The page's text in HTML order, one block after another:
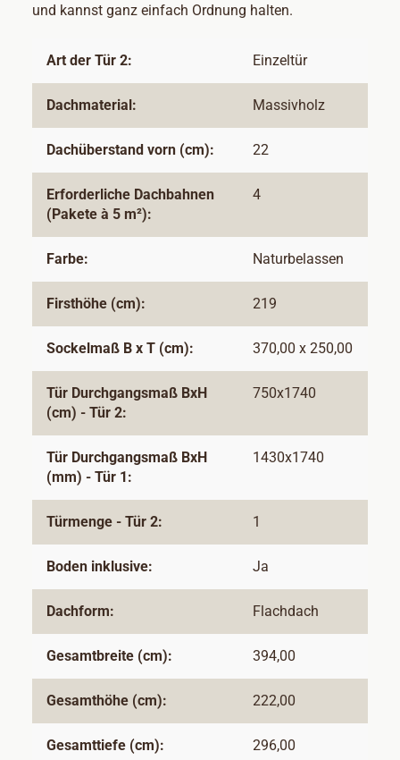
und kannst ganz einfach Ordnung halten.
Art der Tür 2: Einzeltür
Dachmaterial: Massivholz
Dachüberstand vorn (cm): 22
Erforderliche Dachbahnen
(Pakete à 5 m²):
4
Farbe: Naturbelassen
Firsthöhe (cm): 219
Sockelmaß B x T (cm): 370,00 x 250,00
Tür Durchgangsmaß BxH
(cm) - Tür 2:
750x1740
Tür Durchgangsmaß BxH
(mm) - Tür 1:
1430x1740
Türmenge - Tür 2: 1
Boden inklusive: Ja
Dachform: Flachdach
Gesamtbreite (cm): 394,00
Gesamthöhe (cm): 222,00
Gesamttiefe (cm): 296,00